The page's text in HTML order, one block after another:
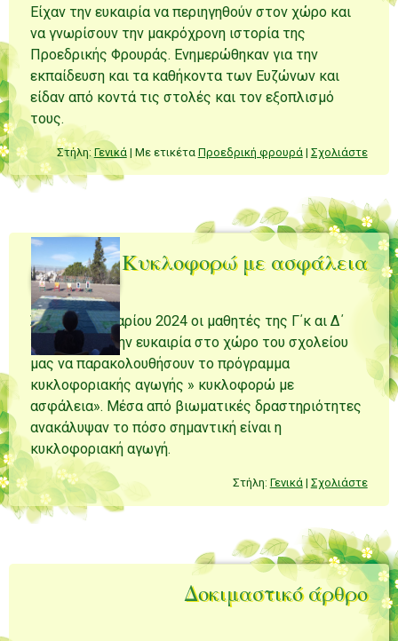
Είχαν την ευκαιρία να περιηγηθούν στον χώρο και
να γνωρίσουν την μακρόχρονη ιστορία της
Προεδρικής Φρουράς. Ενημερώθηκαν για την
εκπαίδευση και τα καθήκοντα των Ευζώνων και
είδαν από κοντά τις στολές και τον εξοπλισμό
τους.
Στήλη: Γενικά | Με ετικέτα Προεδρική φρουρά | Σχολιάστε
Κυκλοφορώ με ασφάλεια
Στις 18 Ιανουαρίου 2024 οι μαθητές της Γ΄κ αι Δ΄
τάξης είχαν την ευκαιρία στο χώρο του σχολείου
μας να παρακολουθήσουν το πρόγραμμα
κυκλοφοριακής αγωγής » κυκλοφορώ με
ασφάλεια». Μέσα από βιωματικές δραστηριότητες
ανακάλυψαν το πόσο σημαντική είναι η
κυκλοφοριακή αγωγή.
Στήλη: Γενικά | Σχολιάστε
Δοκιμαστικό άρθρο